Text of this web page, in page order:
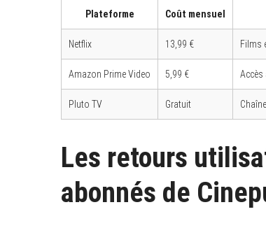
Plateforme Coût mensuel
Netflix 13,99 € Films
Amazon Prime Video 5,99 € Accès
Pluto TV Gratuit
Les retours
abonnés de